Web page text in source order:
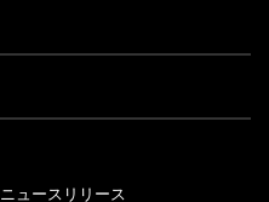
ニュースリリース